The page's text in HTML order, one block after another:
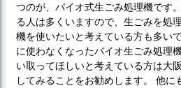
つのが、バイオ式生ごみ処理機です
る人は多くいますので、生ごみを処
機を使いたいと考えている方も多い
に使わなくなったバイオ生ごみ処理
い取ってほしいと考えている方は大
してみることをお勧めします。 他に